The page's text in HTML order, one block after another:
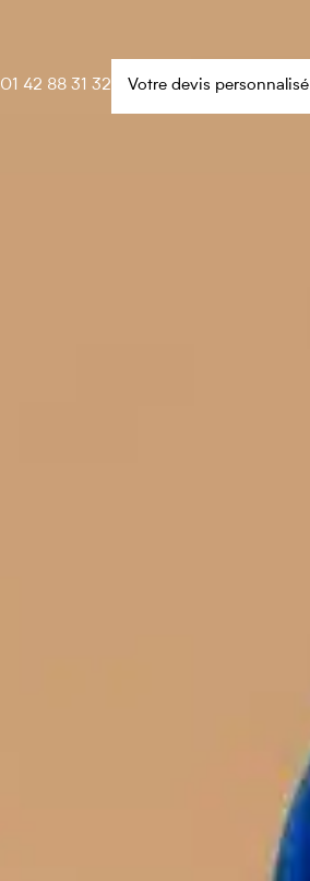
01 42 88 31 32 Votre devis personnalisé